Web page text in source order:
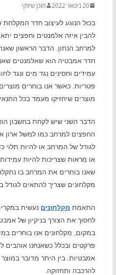
20 בינואר 2022 תוכן שיווקי
בכול הנוגע לעיצוב חדר המקלחת
להבין איזה אלמנטים וחפצים
למרחב הנתון. הדבר הראשון
חדר אמבטיה הוא שאלמנטים
עמידים וחסינים נגד מים ונגד
פטריות. כאשר אנו בוחרים
מוצרים שיחזיקו מעמד בכל
הדבר השני שיש לקחת בחשבון
החפצים למרחב כמו למשל ארון
לגודל של המרחב או להיות תלוי
או מראות שצריכות להיות
שאנו בוחרים את המרחב בו
מקלחונים שצריך להתאים לגודל
התאמת מקלחונים נעשית
לחסוך את הצורך בניקיון של
במקום, מקלחונים אנו בוחרים
פרקטים ובכלל כשאנחנו אוהבים
אמבטיות. בין היתר מדובר במוצר
להרכבה ותחזוקה.